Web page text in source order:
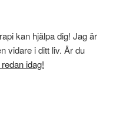
kan hjälpa dig! Jag är
vidare i ditt liv. Är du
idag!